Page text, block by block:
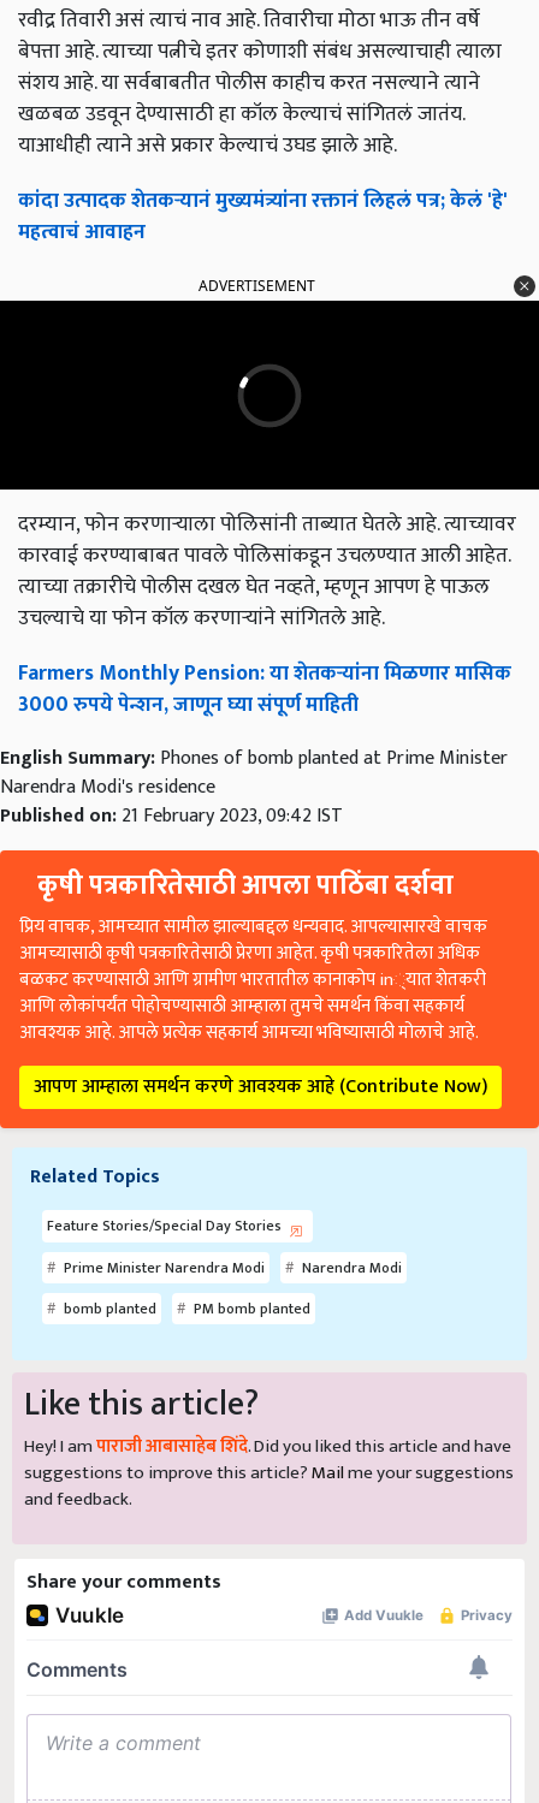
रवीद्र तिवारी असं त्याचं नाव आहे. तिवारीचा मोठा भाऊ तीन वर्षे
बेपत्ता आहे. त्याच्या पत्नीचे इतर कोणाशी संबंध असल्याचाही त्याला
संशय आहे. या सर्वबाबतीत पोलीस काहीच करत नसल्याने त्याने
खळबळ उडवून देण्यासाठी हा कॉल केल्याचं सांगितलं जातंय.
याआधीही त्याने असे प्रकार केल्याचं उघड झाले आहे.
कांदा उत्पादक शेतकऱ्यानं मुख्यमंत्र्यांना रक्तानं लिहलं पत्र; केलं 'हे'
महत्वाचं आवाहन
ADVERTISEMENT
दरम्यान, फोन करणाऱ्याला पोलिसांनी ताब्यात घेतले आहे. त्याच्यावर
कारवाई करण्याबाबत पावले पोलिसांकडून उचलण्यात आली आहेत.
त्याच्या तक्रारीचे पोलीस दखल घेत नव्हते, म्हणून आपण हे पाऊल
उचल्याचे या फोन कॉल करणाऱ्यांने सांगितले आहे.
Farmers Monthly Pension: या शेतकऱ्यांना मिळणार मासिक
3000 रुपये पेन्शन, जाणून घ्या संपूर्ण माहिती
English Summary:Phones of bomb planted at Prime Minister
Narendra Modi's residence
Published on:21 February 2023, 09:42 IST
कृषी पत्रकारितेसाठी आपला पाठिंबा दर्शवा
प्रिय वाचक, आमच्यात सामील झाल्याबद्दल धन्यवाद. आपल्यासारखे वाचक
आमच्यासाठी कृषी पत्रकारितेसाठी प्रेरणा आहेत. कृषी पत्रकारितेला अधिक
बळकट करण्यासाठी आणि ग्रामीण भारतातील कानाकोप in्यात शेतकरी
आणि लोकांपर्यंत पोहोचण्यासाठी आम्हाला तुमचे समर्थन किंवा सहकार्य
आवश्यक आहे. आपले प्रत्येक सहकार्य आमच्या भविष्यासाठी मोलाचे आहे.
आपण आम्हाला समर्थन करणे आवश्यक आहे (Contribute Now)
Related Topics
Feature Stories/Special Day Stories
Prime Minister Narendra Modi
Narendra Modi
bomb planted
PM bomb planted
Like this article?
Hey! I amपाराजी आबासाहेब शिंदे. Did you liked this article and have
suggestions to improve this article?Mailme your suggestions
and feedback.
Share your comments